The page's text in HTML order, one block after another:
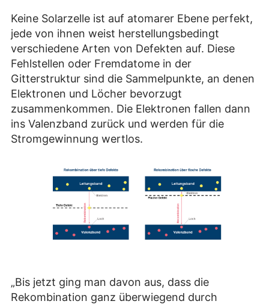
Keine Solarzelle ist auf atomarer Ebene perfekt,
jede von ihnen weist herstellungsbedingt
verschiedene Arten von Defekten auf. Diese
Fehlstellen oder Fremdatome in der
Gitterstruktur sind die Sammelpunkte, an denen
Elektronen und Löcher bevorzugt
zusammenkommen. Die Elektronen fallen dann
ins Valenzband zurück und werden für die
Stromgewinnung wertlos.
„Bis jetzt ging man davon aus, dass die
Rekombination ganz überwiegend durch